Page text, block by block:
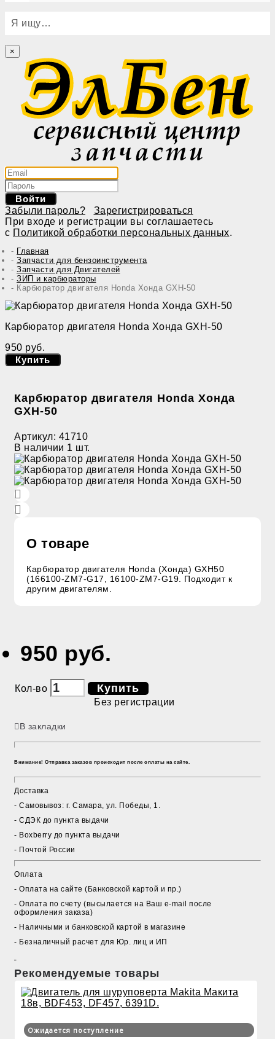
Я ищу…
×
Войти
Забыли пароль?
Зарегистрироваться
При входе и регистрации вы соглашаетесь
с Политикой обработки персональных данных.
Главная
Запчасти для бензоинструмента
Запчасти для Двигателей
ЗИП и карбюраторы
Карбюратор двигателя Honda Хонда GXH-50
Карбюратор двигателя Honda Хонда GXH-50
950 руб.
Купить
Карбюратор двигателя Honda Хонда
GXH-50
Артикул: 41710
В наличии 1 шт.
О товаре
Карбюратор двигателя Honda (Хонда) GXH50
(166100-ZM7-G17, 16100-ZM7-G19. Подходит к
другим двигателям.
950 руб.
Кол-во Купить
Без регистрации
В закладки
Внимание! Отправка заказов происходит после оплаты на сайте.
Доставка
- Cамовывоз: г. Самара, ул. Победы, 1.
- СДЭК до пункта выдачи
- Boxberry до пункта выдачи
- Почтой России
Оплата
- Оплата на сайте (Банковской картой и пр.)
- Оплата по счету (высылается на Ваш e-mail после
оформления заказа)
- Наличными и банковской картой в магазине
- Безналичный расчет для Юр. лиц и ИП
Рекомендуемые товары
Ожидается поступление